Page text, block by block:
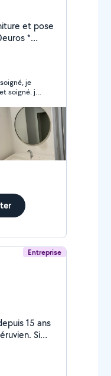
et pose
*
electrique
employe
ses
et
je
soigné. je
Entreprise
15 ans
Si